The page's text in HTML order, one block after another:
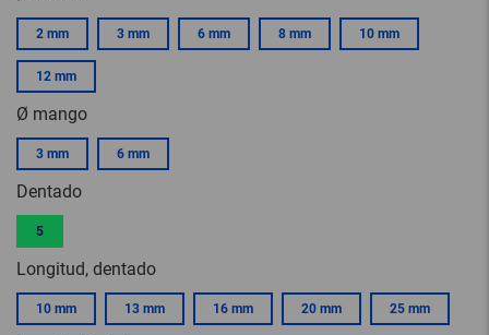
2 mm 3 mm 6 mm 8 mm 10 mm
12 mm
Ø mango
3 mm 6 mm
Dentado
5
Longitud, dentado
10 mm 13 mm 16 mm 20 mm 25 mm